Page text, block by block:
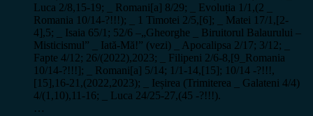
Luca 2/8,15-19; _ Romani[a] 8/29; _ Evoluția 1/1,(2 _
Romania 10/14-?!!!); _ 1 Timotei 2/5,[6]; _ Matei 17/1,[2-
4],5; _ Isaia 65/1; 52/6 –„Gheorghe _ Biruitorul Balaurului –
Misticismul” _ Iată-Mă!” (vezi) _ Apocalipsa 2/17; 3/12; _
Fapte 4/12; 26/(2022),2023; _ Filipeni 2/6-8,[9_Romania
10/14-?!!!]; _ Romani[a] 5/14; 1/1-14,[15]; 10/14 -?!!!,
[15],16-21,(2022,2023); _ Ieșirea (Trimiterea _ Galateni 4/4)
4/(1,10),11-16; _ Luca 24/25-27,(45 -?!!!).
…